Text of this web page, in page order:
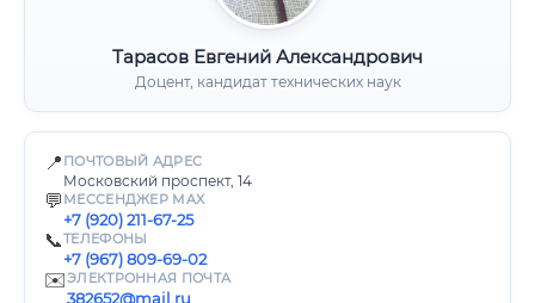
Тарасов Евгений Александрович
Доцент, кандидат технических наук
📍 ПОЧТОВЫЙ АДРЕС
Московский проспект, 14
💬 МЕССЕНДЖЕР MAX
+7 (920) 211-67-25
📞ТЕЛЕФОНЫ
+7 (967) 809-69-02
✉️ЭЛЕКТРОННАЯ ПОЧТА
382652@mail.ru